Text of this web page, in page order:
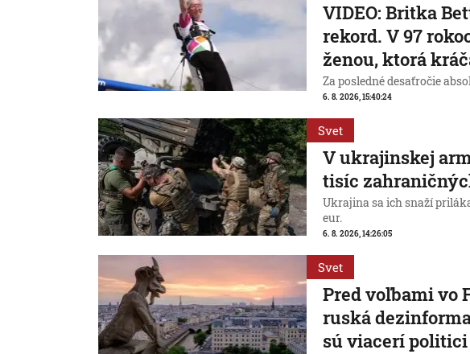
VIDEO: Britka
rekord. V 97
ženou, ktorá
Za posledné desaťročie
6. 8. 2026, 15:40:24
Svet
V ukrajinskej
tisíc
Ukrajina sa ich snaží
eur.
6. 8. 2026, 14:26:05
Svet
Pred voľbami vo
ruská
sú viacerí politici